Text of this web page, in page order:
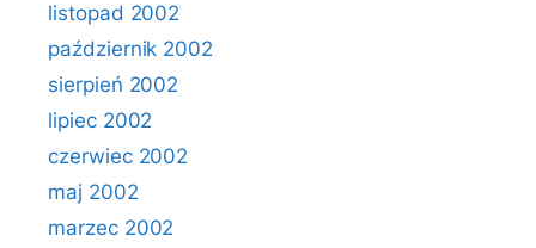
listopad 2002
październik 2002
sierpień 2002
lipiec 2002
czerwiec 2002
maj 2002
marzec 2002